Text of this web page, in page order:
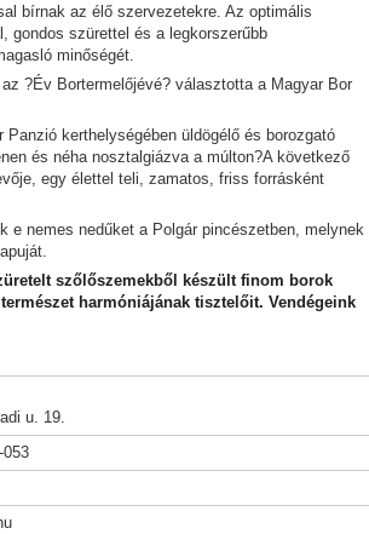
bírnak az élő szervezetekre. Az optimális
gondos szürettel és a legkorszerűbb
minőségét.
?Év Bortermelőjévé? választotta a Magyar Bor
kerthelységében üldögélő és borozgató
és néha nosztalgiázva a múlton?A következő
egy élettel teli, zamatos, friss forrásként
e nemes nedűket a Polgár pincészetben, melynek
szőlőszemekből készült finom borok
harmóniájának tisztelőit. Vendégeink
u. 19.
053